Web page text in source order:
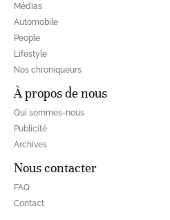
Médias
Automobile
People
Lifestyle
Nos chroniqueurs
À propos de nous
Qui sommes-nous
Publicité
Archives
Nous contacter
FAQ
Contact